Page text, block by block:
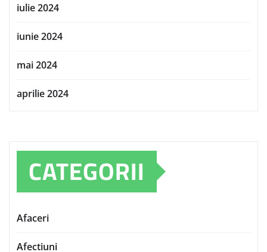
iulie 2024
iunie 2024
mai 2024
aprilie 2024
CATEGORII
Afaceri
Afectiuni